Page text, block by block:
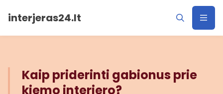
interjeras24.lt
Kaip priderinti gabionus prie
kiemo interjero?